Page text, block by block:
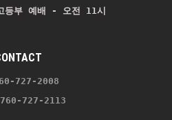
등부 예배 - 오전 11시
727-2008
727-2113